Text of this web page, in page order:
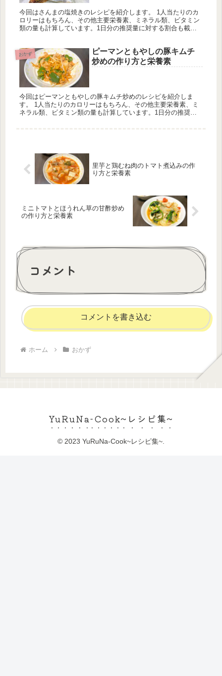
今回はさんまの塩焼きのレシピを紹介します。 1人当たりのカ
ロリーはもちろん、その他主要栄養素、ミネラル類、ビタミン
類の量も計算しています。1日分の推奨量に対する割合も載せ
おかず
ピーマンともやしの豚キムチ
炒めの作り方と栄養素
今回はピーマンともやしの豚キムチ炒めのレシピを紹介しま
す。 1人当たりのカロリーはもちろん、その他主要栄養素、ミ
ネラル類、ビタミン類の量も計算しています。1日分の推奨量
里芋と鶏むね肉のトマト煮込みの作
り方と栄養素
ミニトマトとほうれん草の甘酢炒め
の作り方と栄養素
コメント
コメントを書き込む
ホーム おかず
YuRuNa-Cook~レシピ集~
© 2023 YuRuNa-Cook~レシピ集~.